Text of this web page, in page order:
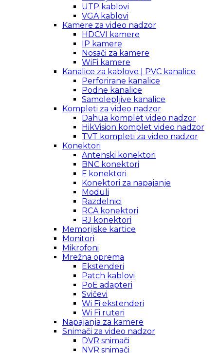
UTP kablovi
VGA kablovi
Kamere za video nadzor
HDCVI kamere
IP kamere
Nosači za kamere
WiFi kamere
Kanalice za kablove | PVC kanalice
Perforirane kanalice
Podne kanalice
Samolepljive kanalice
Kompleti za video nadzor
Dahua komplet video nadzor
HikVision komplet video nadzor
TVT kompleti za video nadzor
Konektori
Antenski konektori
BNC konektori
F konektori
Konektori za napajanje
Moduli
Razdelnici
RCA konektori
RJ konektori
Memorijske kartice
Monitori
Mikrofoni
Mrežna oprema
Ekstenderi
Patch kablovi
PoE adapteri
Svičevi
Wi Fi ekstenderi
Wi Fi ruteri
Napajanja za kamere
Snimači za video nadzor
DVR snimači
NVR snimači